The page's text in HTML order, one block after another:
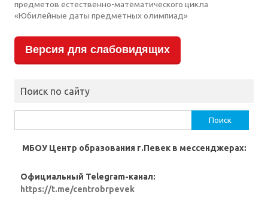
предметов естественно-математического цикла
«Юбилейные даты предметных олимпиад»
Версия для слабовидящих
Поиск по сайту
МБОУ Центр образования г.Певек в мессенджерах:
Официальный Telegram-канал:
https://t.me/centrobrpevek